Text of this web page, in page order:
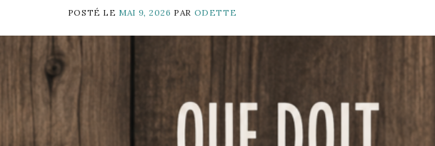
POSTÉ LE MAI 9, 2026 PAR ODETTE